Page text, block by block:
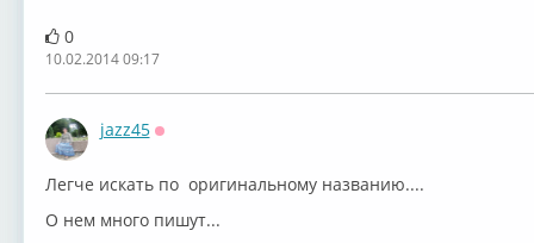
0
10.02.2014 09:17
jazz45
Легче искать по оригинальному названию....
О нем много пишут...